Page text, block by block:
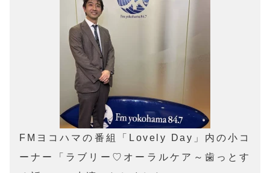
FMヨコハマの番組「Lovely Day」内の小コ
ーナー「ラブリー♡オーラルケア～歯っとす